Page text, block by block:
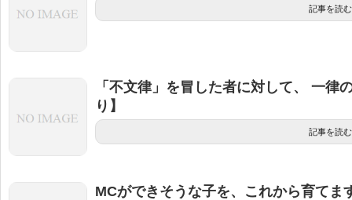
記事を読む
「不文律」を冒した者に対して、 一律
り】
記事を読む
MCができそうな子を、これから育て